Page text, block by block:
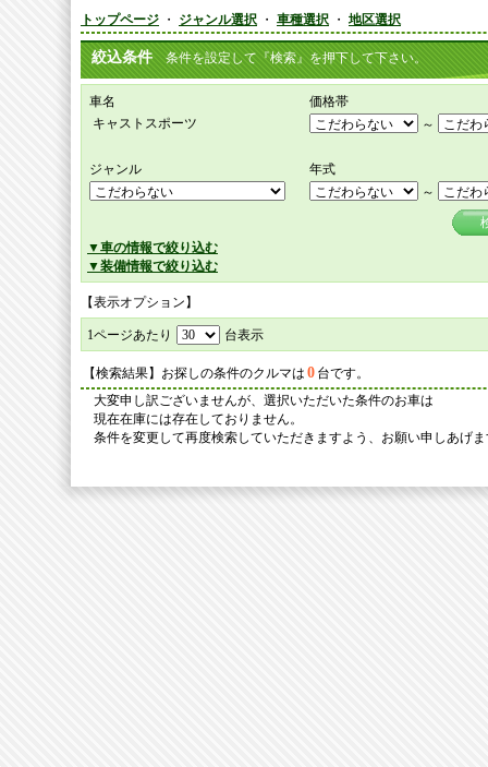
トップページ ・ ジャンル選択 ・ 車種選択 ・ 地区選択
絞込条件 条件を設定して『検索』を押下して下さい。
車名
価格帯
キャストスポーツ
～
ジャンル
年式
～
▼車の情報で絞り込む
▼装備情報で絞り込む
【表示オプション】
1ページあたり 台表示
【検索結果】お探しの条件のクルマは 0 台です。
大変申し訳ございませんが、選択いただいた条件のお車は
現在在庫には存在しておりません。
条件を変更して再度検索していただきますよう、お願い申しあげ